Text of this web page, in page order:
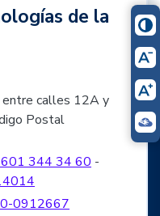
de la
entre calles 12A y
Postal
344 34 60 -
0912667